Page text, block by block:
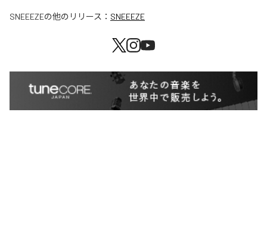
SNEEEZEの他のリリース： SNEEEZE